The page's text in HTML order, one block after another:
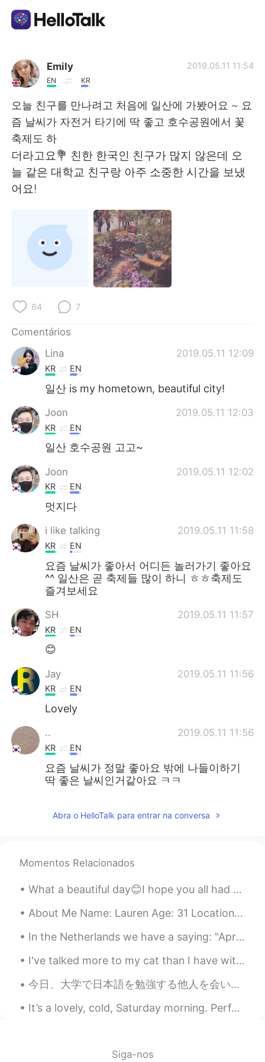
Aplicativo de troca de idioma
AI Grammar Checker
Português
English 简体中文
Español
العربية Français
Deutsch 日本語
ไทย
Italiano
Tiếng Việt
Emily
EN KR
2019.05.11 11:54
오늘 친구를 만나려고 처음에 일산에 가봤어요 ~ 요
즘 날씨가 자전거 타기에 딱 좋고 호수공원에서 꽃
축제도 하
더라고요💐 친한 한국인 친구가 많지 않은데 오
늘 같은 대학교 친구랑 아주 소중한 시간을 보냈
어요!
64 7
Comentários
Lina
2019.05.11 12:09
KR EN
일산 is my hometown, beautiful city!
Joon 2019.05.11 12:03
KR EN
일산 호수공원 고고~
Joon 2019.05.11 12:02
KR EN
멋지다
i like talking 2019.05.11 11:58
KR EN
요즘 날씨가 좋아서 어디든 놀러가기 좋아요
^^ 일산은 곧 축제들 많이 하니 ㅎㅎ축제도
즐겨보세요
SH 2019.05.11 11:57
KR EN
😊
Jay 2019.05.11 11:56
KR EN
Lovely
.. 2019.05.11 11:56
KR EN
요즘 날씨가 정말 좋아요 밖에 나들이하기
딱 좋은 날씨인거같아요 ㅋㅋ
Abra o HelloTalk para entrar na conversa
Momentos Relacionados
What a beautiful day😊I hope you all had a good time today. It's supposed to snow tomorrow. Hopefu...
About Me Name: Lauren Age: 31 Location: United States Likes: Animals, Disney, drawing, playing v...
In the Netherlands we have a saying: "April does what it wants". Everything is possible, sun, hai...
I've talked more to my cat than I have with any other human. 😅 I'm thankful she is good at keepin...
今日、大学で日本語を勉強する他人を会いました。彼もちょっと日本語を話して読められていません。 でも、6年間後に独学で私の日本語もまた上手ではないと思う。 今日も川に沿っていい散歩しました。写真...
It’s a lovely, cold, Saturday morning. Perfect for writing 😍 “Between stars and scars, we’ve co...
Siga-nos